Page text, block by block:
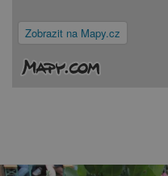
Zobrazit na Mapy.cz